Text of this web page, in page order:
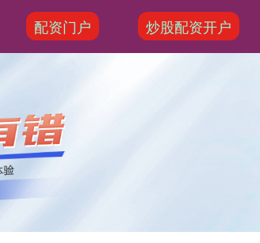
配资门户 炒股配资开户